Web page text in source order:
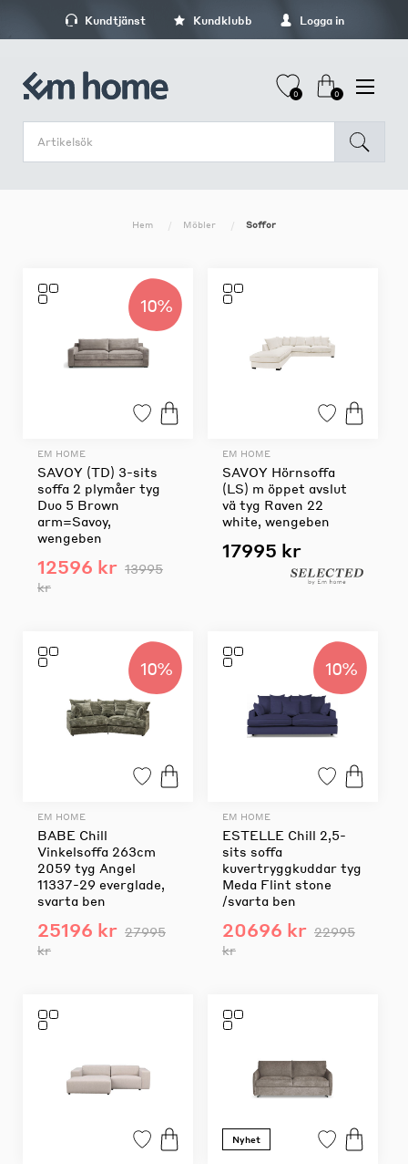
Kundtjänst Kundklubb Logga in
0 0
Hem Möbler Soffor
10%
EM HOME
SAVOY (TD) 3-sits
soffa 2 plymåer tyg
Duo 5 Brown
arm=Savoy,
wengeben
12596 kr 13995
kr
EM HOME
SAVOY Hörnsoffa
(LS) m öppet avslut
vä tyg Raven 22
white, wengeben
17995 kr
10%
EM HOME
BABE Chill
Vinkelsoffa 263cm
2059 tyg Angel
11337-29 everglade,
svarta ben
25196 kr 27995
kr
10%
EM HOME
ESTELLE Chill 2,5-
sits soffa
kuvertryggkuddar tyg
Meda Flint stone
/svarta ben
20696 kr 22995
kr
Nyhet